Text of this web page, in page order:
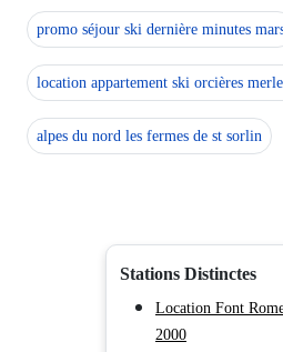
promo séjour ski dernière minutes
location appartement ski orcières
alpes du nord les fermes de st sorlin
Stations Distinctes
Location Font
2000